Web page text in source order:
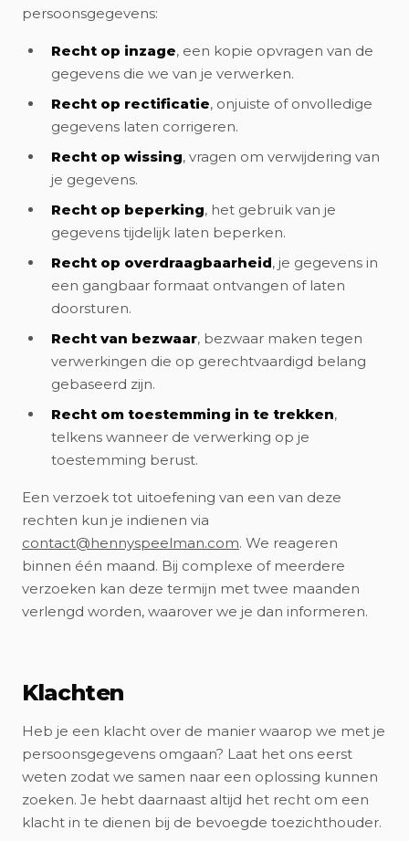
persoonsgegevens:
Recht op inzage, een kopie opvragen van de
gegevens die we van je verwerken.
Recht op rectificatie, onjuiste of onvolledige
gegevens laten corrigeren.
Recht op wissing, vragen om verwijdering van
je gegevens.
Recht op beperking, het gebruik van je
gegevens tijdelijk laten beperken.
Recht op overdraagbaarheid, je gegevens in
een gangbaar formaat ontvangen of laten
doorsturen.
Recht van bezwaar, bezwaar maken tegen
verwerkingen die op gerechtvaardigd belang
gebaseerd zijn.
Recht om toestemming in te trekken,
telkens wanneer de verwerking op je
toestemming berust.
Een verzoek tot uitoefening van een van deze
rechten kun je indienen via
contact@hennyspeelman.com. We reageren
binnen één maand. Bij complexe of meerdere
verzoeken kan deze termijn met twee maanden
verlengd worden, waarover we je dan informeren.
Klachten
Heb je een klacht over de manier waarop we met je
persoonsgegevens omgaan? Laat het ons eerst
weten zodat we samen naar een oplossing kunnen
zoeken. Je hebt daarnaast altijd het recht om een
klacht in te dienen bij de bevoegde toezichthouder.